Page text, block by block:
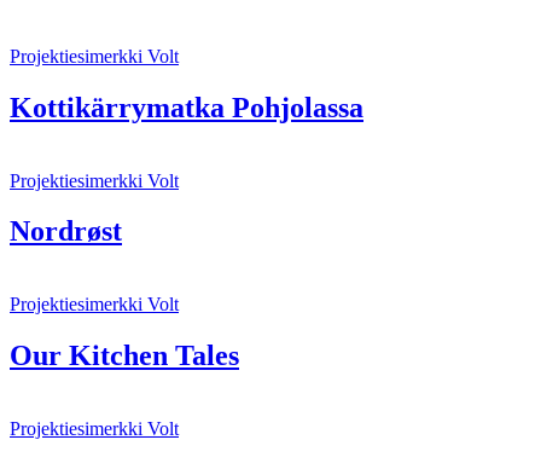
Projektiesimerkki Volt
Kottikärrymatka Pohjolassa
Projektiesimerkki Volt
Nordrøst
Projektiesimerkki Volt
Our Kitchen Tales
Projektiesimerkki Volt